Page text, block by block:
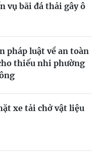
vụ bãi đá thải gây ô
pháp luật về an toàn
thiếu nhi phường
xe tải chở vật liệu